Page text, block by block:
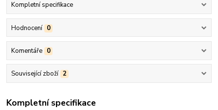
Kompletní specifikace
Hodnocení 0
Komentáře 0
Související zboží 2
Kompletní specifikace